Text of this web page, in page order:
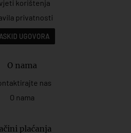
korištenja
privatnosti
UGOVORA
O nama
nas
O nama
plaćanja